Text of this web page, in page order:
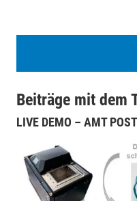
Beiträge mit dem
LIVE DEMO – AMT